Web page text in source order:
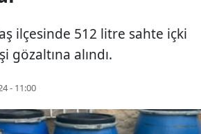
ilçesinde 512 litre sahte içki
gözaltına alındı.
- 11:00